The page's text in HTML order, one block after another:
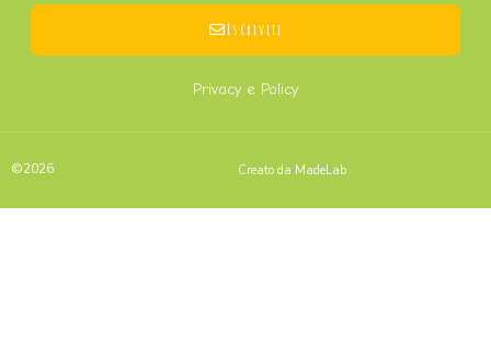
Iscriviti
Privacy e Policy
©2026 Creato da MadeLab